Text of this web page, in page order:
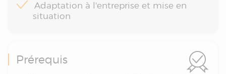
Adaptation à l'entreprise et mise en
situation
Prérequis